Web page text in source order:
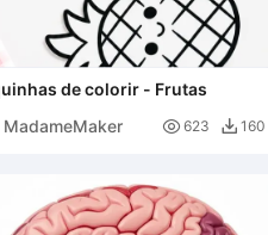
de colorir - Frutas
MadameMaker
 623  160